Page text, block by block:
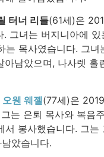
터너 리들(61세)은
. 그녀는 버지니아에 있
는 목사였습니다. 그녀
아남았으며, 나사렛 홀
오웬 웨젤(77세)은
는 은퇴 목사와 복음
서 봉사했습니다. 그는
았습니다.